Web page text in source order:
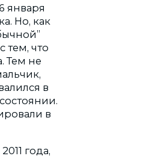
января
Но, как
тем, что
Тем не
в
в
года,